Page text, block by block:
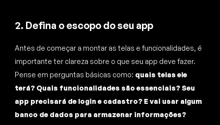
2. Defina o escopo do seu app
Antes de começar a montar as telas e funcionalidades, é
importante ter clareza sobre o que seu app deve fazer.
Pense em perguntas básicas como: quais telas ele
terá? Quais funcionalidades são essenciais? Seu
app precisará de login e cadastro? E vai usar algum
banco de dados para armazenar informações?